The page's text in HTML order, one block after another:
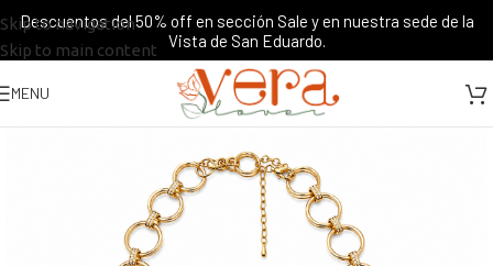
Skip to navigation
Skip to main content
Descuentos del 50% off en sección Sale y en nuestra sede de la
Vista de San Eduardo.
MENU